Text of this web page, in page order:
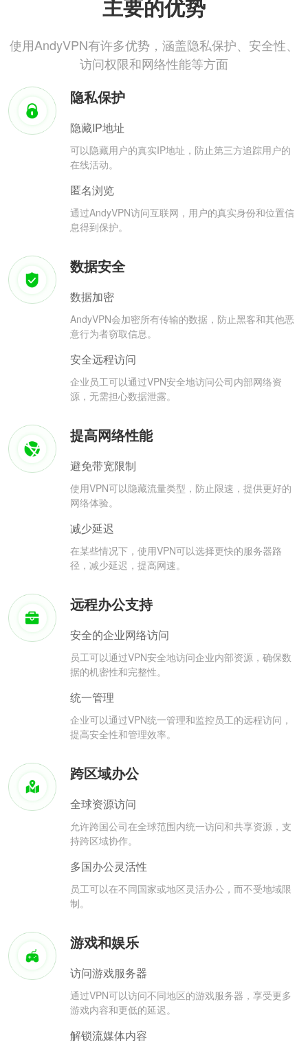
主要的优势
使用AndyVPN有许多优势，涵盖隐私保护、安全性、
访问权限和网络性能等方面
隐私保护
隐藏IP地址
可以隐藏用户的真实IP地址，防止第三方追踪用户的
在线活动。
匿名浏览
通过AndyVPN访问互联网，用户的真实身份和位置信
息得到保护。
数据安全
数据加密
AndyVPN会加密所有传输的数据，防止黑客和其他恶
意行为者窃取信息。
安全远程访问
企业员工可以通过VPN安全地访问公司内部网络资
源，无需担心数据泄露。
提高网络性能
避免带宽限制
使用VPN可以隐藏流量类型，防止限速，提供更好的
网络体验。
减少延迟
在某些情况下，使用VPN可以选择更快的服务器路
径，减少延迟，提高网速。
远程办公支持
安全的企业网络访问
员工可以通过VPN安全地访问企业内部资源，确保数
据的机密性和完整性。
统一管理
企业可以通过VPN统一管理和监控员工的远程访问，
提高安全性和管理效率。
跨区域办公
全球资源访问
允许跨国公司在全球范围内统一访问和共享资源，支
持跨区域协作。
多国办公灵活性
员工可以在不同国家或地区灵活办公，而不受地域限
制。
游戏和娱乐
访问游戏服务器
通过VPN可以访问不同地区的游戏服务器，享受更多
游戏内容和更低的延迟。
解锁流媒体内容